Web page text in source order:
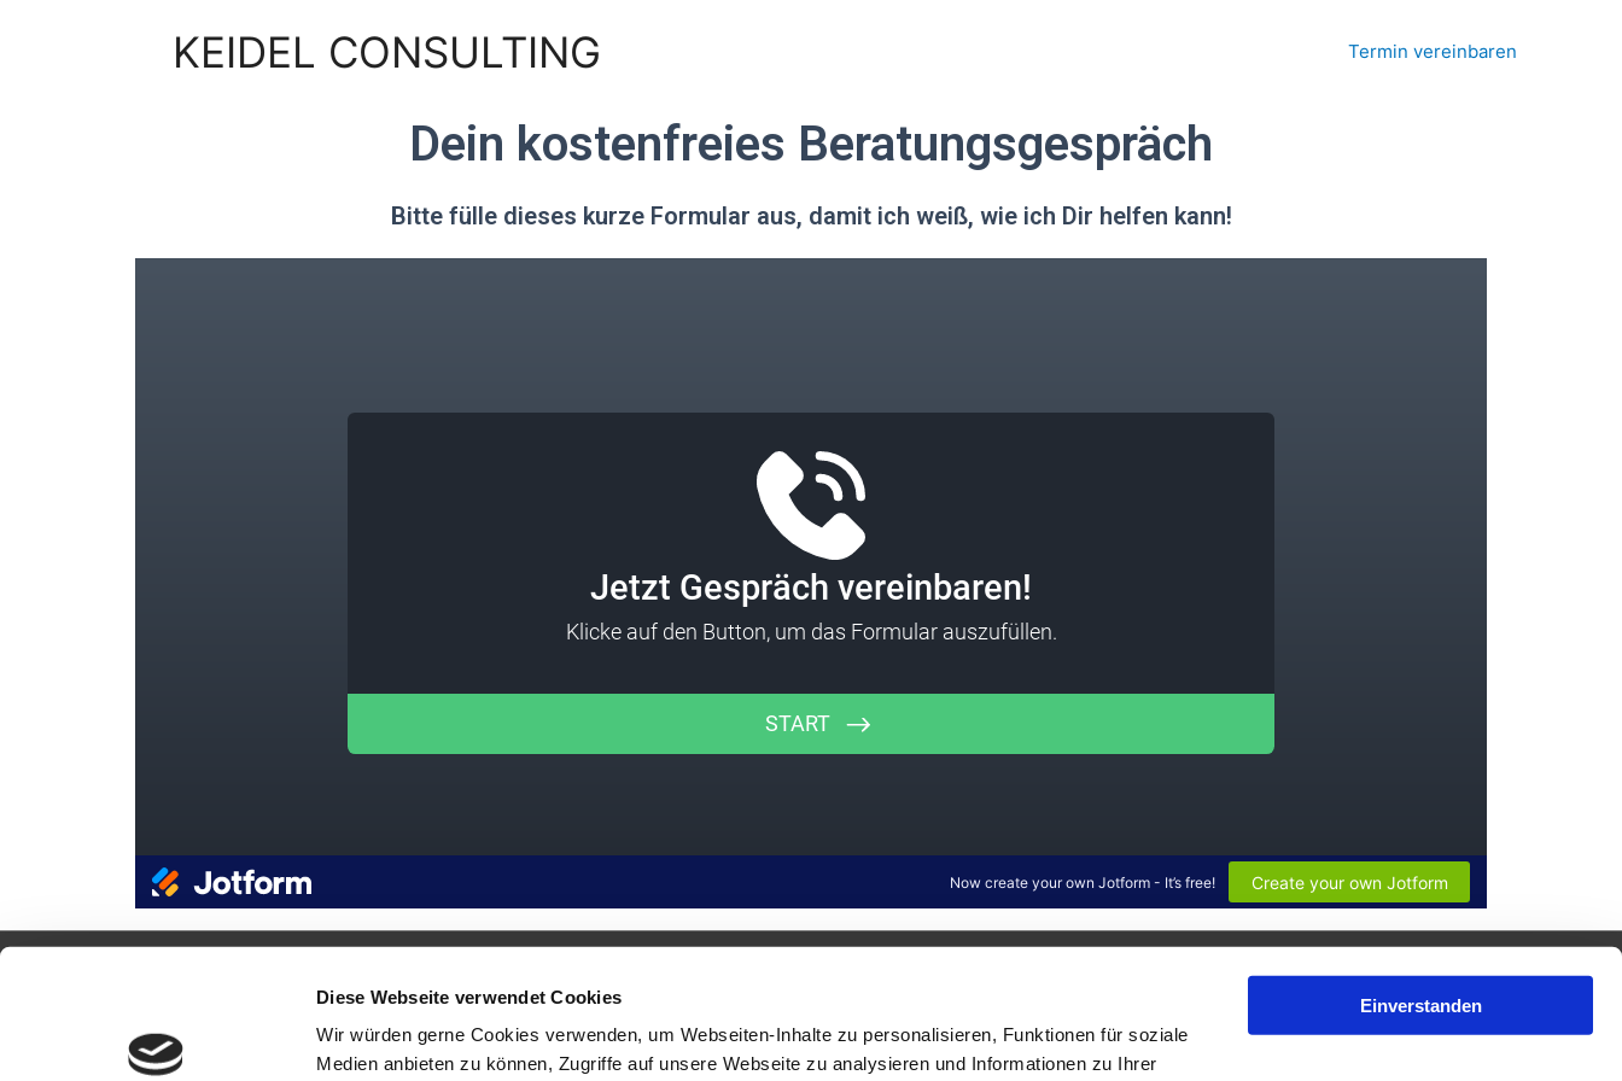
Diese Webseite verwendet Cookies
Wir würden gerne Cookies verwenden, um Webseiten-Inhalte zu personalisieren, Funktionen für soziale
Medien anbieten zu können, Zugriffe auf unsere Webseite zu analysieren und Informationen zu Ihrer
Einverstanden
KEIDEL CONSULTING Termin vereinbaren
Dein kostenfreies Beratungsgespräch
Bitte fülle dieses kurze Formular aus, damit ich weiß, wie ich Dir helfen kann!
© 2026 Sebastian Keidel |
Diese Seite ist nicht Teil der Facebook-Website oder der Firma Facebook Inc. Darüber hinaus wird diese Website NICHT von Facebook in irgendeiner Weise unterstützt.